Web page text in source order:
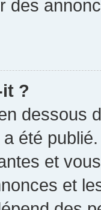
des
?
dessous
été
et
et